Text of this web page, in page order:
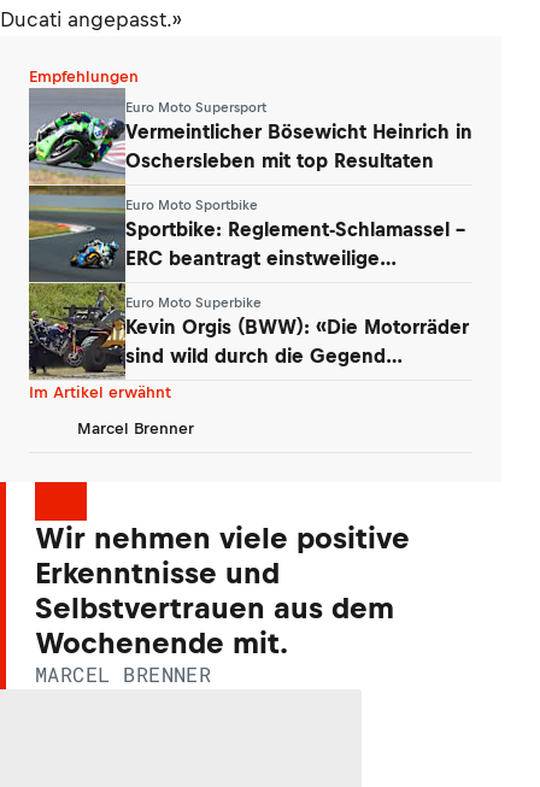
Ducati angepasst.»
Empfehlungen
Euro Moto Supersport
Vermeintlicher Bösewicht Heinrich in
Oschersleben mit top Resultaten
Euro Moto Sportbike
Sportbike: Reglement-Schlamassel –
ERC beantragt einstweilige
Euro Moto Superbike
Kevin Orgis (BWW): «Die Motorräder
sind wild durch die Gegend
geflogen»
Im Artikel erwähnt
Marcel Brenner
Wir nehmen viele positive
Erkenntnisse und
Selbstvertrauen aus dem
Wochenende mit.
MARCEL BRENNER